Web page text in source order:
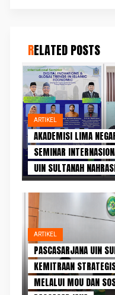
RELATED POSTS
ARTIKEL
AKADEMISI LIMA
SEMINAR
UIN SULTANAH
ARTIKEL
PASCASARJANA UIN
KEMITRAAN
MELALUI MOU DAN